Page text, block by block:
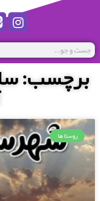
برچسب:
روستا ها